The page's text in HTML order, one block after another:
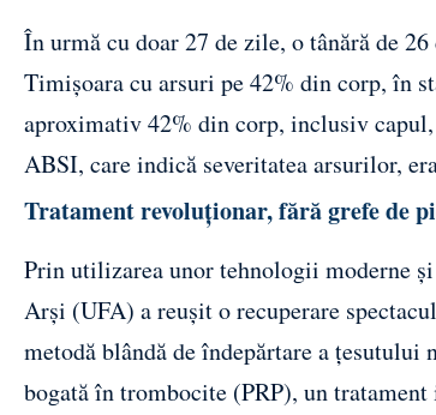
În urmă cu doar 27 de zile, o tânără de
Timișoara cu arsuri pe 42% din corp, în
aproximativ 42% din corp, inclusiv
ABSI, care indică severitatea arsurilor,
Tratament revoluționar, fără grefe de
Prin utilizarea unor tehnologii moderne
Arși (UFA) a reușit o recuperare
metodă blândă de îndepărtare a
bogată în trombocite (PRP), un